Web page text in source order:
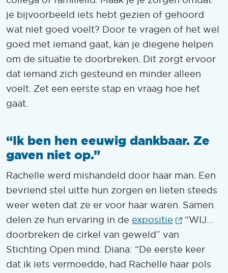
je bijvoorbeeld iets hebt gezien of gehoord
wat niet goed voelt? Door te vragen of het wel
goed met iemand gaat, kan je diegene helpen
om de situatie te doorbreken. Dit zorgt ervoor
dat iemand zich gesteund en minder alleen
voelt. Zet een eerste stap en vraag hoe het
gaat.
“Ik ben hen eeuwig dankbaar. Ze
gaven niet op.”
Rachelle werd mishandeld door haar man. Een
bevriend stel uitte hun zorgen en lieten steeds
weer weten dat ze er voor haar waren. Samen
delen ze hun ervaring in de expositie (Opent in
“WIJ…
doorbreken de cirkel van geweld” van
Stichting Open mind. Diana: “De eerste keer
dat ik iets vermoedde, had Rachelle haar pols